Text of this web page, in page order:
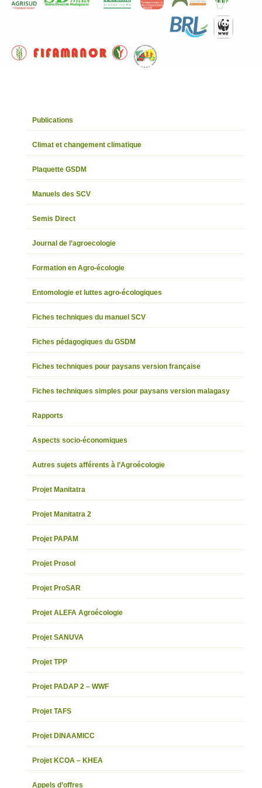
Publications
Climat et changement climatique
Plaquette GSDM
Manuels des SCV
Semis Direct
Journal de l’agroecologie
Formation en Agro-écologie
Entomologie et luttes agro-écologiques
Fiches techniques du manuel SCV
Fiches pédagogiques du GSDM
Fiches techniques pour paysans version française
Fiches techniques simples pour paysans version malagasy
Rapports
Aspects socio-économiques
Autres sujets afférents à l’Agroécologie
Projet Manitatra
Projet Manitatra 2
Projet PAPAM
Projet Prosol
Projet ProSAR
Projet ALEFA Agroécologie
Projet SANUVA
Projet TPP
Projet PADAP 2 – WWF
Projet TAFS
Projet DINAAMICC
Projet KCOA – KHEA
Appels d’offres